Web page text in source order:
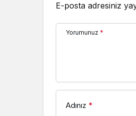
E-posta adresiniz
Yorumunuz *
Adınız *